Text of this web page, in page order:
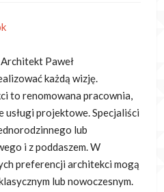
Paweł
każdą wizję.
to renomowana pracownia,
projektowe. Specjaliści
lub
i z poddaszem. W
preferencji architekci mogą
lub nowoczesnym.